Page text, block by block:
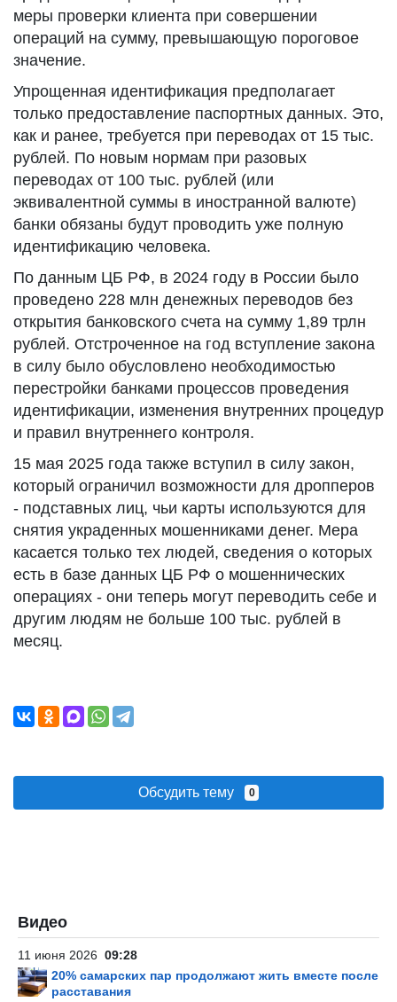
меры проверки клиента при совершении
операций на сумму, превышающую пороговое
значение.
Упрощенная идентификация предполагает
только предоставление паспортных данных. Это,
как и ранее, требуется при переводах от 15 тыс.
рублей. По новым нормам при разовых
переводах от 100 тыс. рублей (или
эквивалентной суммы в иностранной валюте)
банки обязаны будут проводить уже полную
идентификацию человека.
По данным ЦБ РФ, в 2024 году в России было
проведено 228 млн денежных переводов без
открытия банковского счета на сумму 1,89 трлн
рублей. Отстроченное на год вступление закона
в силу было обусловлено необходимостью
перестройки банками процессов проведения
идентификации, изменения внутренних процедур
и правил внутреннего контроля.
15 мая 2025 года также вступил в силу закон,
который ограничил возможности для дропперов
- подставных лиц, чьи карты используются для
снятия украденных мошенниками денег. Мера
касается только тех людей, сведения о которых
есть в базе данных ЦБ РФ о мошеннических
операциях - они теперь могут переводить себе и
другим людям не больше 100 тыс. рублей в
месяц.
Обсудить тему 0
Видео
11 июня 2026 09:28
20% самарских пар продолжают жить вместе после
расставания